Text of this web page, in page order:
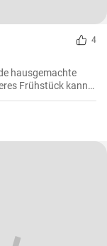
4
hausgemachte
Frühstück kann